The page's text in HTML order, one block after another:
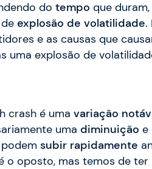
do tempo que
explosão de volatilidade.
e as causas que
uma explosão de
crash é uma variação
uma diminuição e
subir rapidamente
o oposto, mas temos de ter